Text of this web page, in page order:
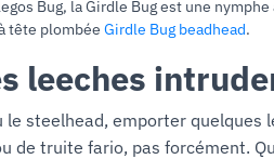
Bug, la Girdle Bug est une
tête plombée Girdle Bug beadhead.
leeches
le steelhead, emporter
de truite fario, pas forcément.